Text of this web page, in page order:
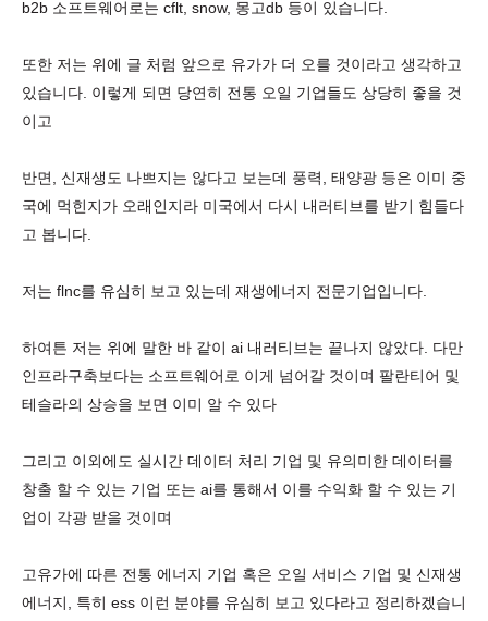
b2b 소프트웨어로는 cflt, snow, 몽고db 등이 있습니다.
또한 저는 위에 글 처럼 앞으로 유가가 더 오를 것이라고 생각하고
있습니다. 이렇게 되면 당연히 전통 오일 기업들도 상당히 좋을 것
이고
반면, 신재생도 나쁘지는 않다고 보는데 풍력, 태양광 등은 이미 중
국에 먹힌지가 오래인지라 미국에서 다시 내러티브를 받기 힘들다
고 봅니다.
저는 flnc를 유심히 보고 있는데 재생에너지 전문기업입니다.
하여튼 저는 위에 말한 바 같이 ai 내러티브는 끝나지 않았다. 다만
인프라구축보다는 소프트웨어로 이게 넘어갈 것이며 팔란티어 및
테슬라의 상승을 보면 이미 알 수 있다
그리고 이외에도 실시간 데이터 처리 기업 및 유의미한 데이터를
창출 할 수 있는 기업 또는 ai를 통해서 이를 수익화 할 수 있는 기
업이 각광 받을 것이며
고유가에 따른 전통 에너지 기업 혹은 오일 서비스 기업 및 신재생
에너지, 특히 ess 이런 분야를 유심히 보고 있다라고 정리하겠습니